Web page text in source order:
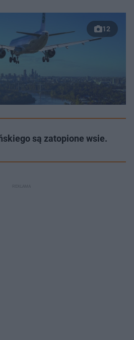
12
są zatopione wsie.